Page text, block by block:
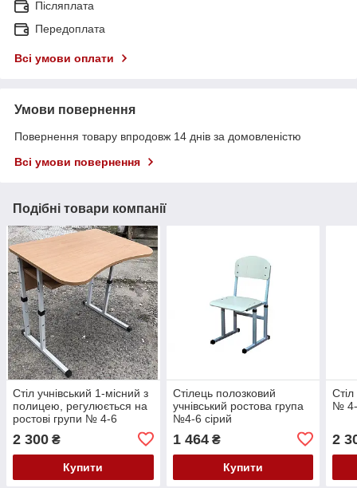
Післяплата
Передоплата
Всі умови оплати
Умови повернення
Повернення товару впродовж 14 днів за домовленістю
Всі умови повернення
Подібні товари компанії
Стіл учнівський 1-місний з
полицею, регулюється на
ростові групи № 4-6
2 300 ₴
Купити
Стілець полозковий
учнівський ростова група
№4-6 сірий
1 464₴
Купити
№
2